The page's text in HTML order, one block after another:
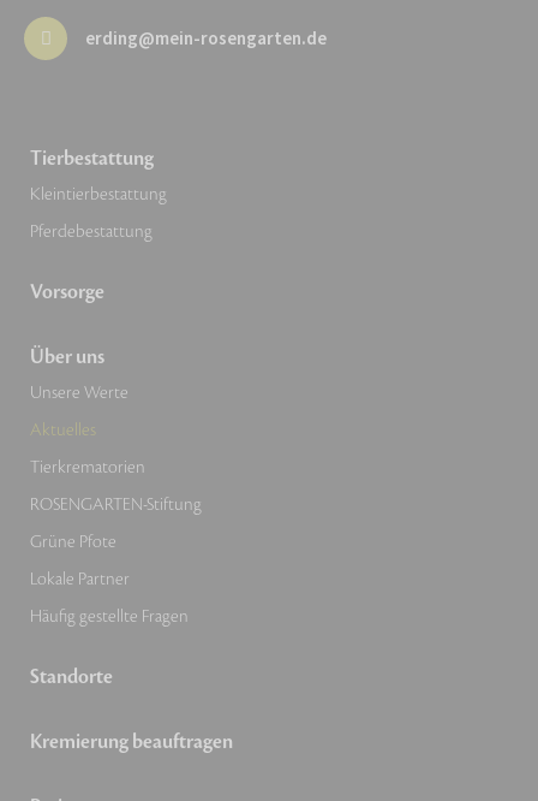
erding@mein-rosengarten.de
Tierbestattung
Kleintierbestattung
Pferdebestattung
Vorsorge
Über uns
Unsere Werte
Aktuelles
Tierkrematorien
ROSENGARTEN-Stiftung
Grüne Pfote
Lokale Partner
Häufig gestellte Fragen
Standorte
Kremierung beauftragen